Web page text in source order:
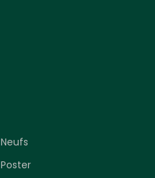
Neufs
Poster